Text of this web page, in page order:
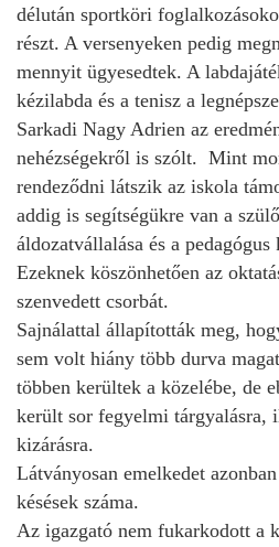
délután sportköri
részt. A versenyeken pedig
mennyit ügyesedtek. A
kézilabda és a tenisz a
Sarkadi Nagy Adrien az
nehézségekről is szólt. Mint
rendeződni látszik az iskola
addig is segítségükre van a
áldozatvállalása és a
Ezeknek köszönhetően az
szenvedett csorbát.
Sajnálattal állapították meg,
sem volt hiány több durva
többen kerültek a közelébe, de
került sor fegyelmi tárgyalásra,
kizárásra.
Látványosan emelkedet
késések száma.
Az igazgató nem fukarkodott a